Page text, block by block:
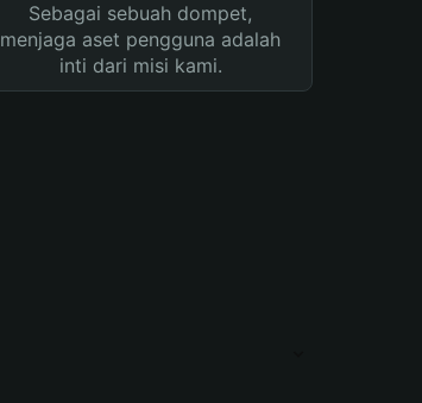
Sebagai sebuah dompet,
menjaga aset pengguna adalah
inti dari misi kami.